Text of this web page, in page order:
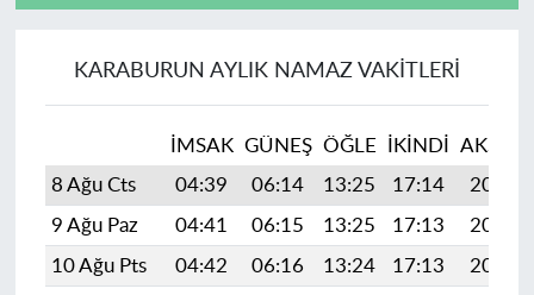
KARABURUN AYLIK NAMAZ VAKITLERI
İMSAK GÜNEŞ ÖĞLE İKINDI
AKŞAM
8 Ağu Cts
04:39 06:14 13:25 17:14
20:25
9 Ağu Paz
04:41 06:15 13:25 17:13
20:24
10 Ağu Pts
04:42 06:16 13:24 17:13
20:23